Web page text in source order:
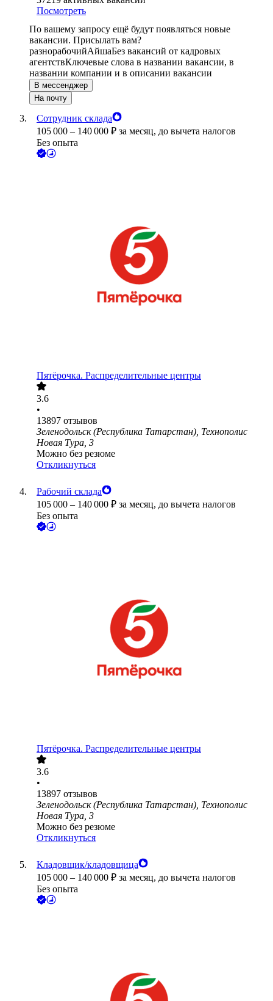
Посмотреть
По вашему запросу ещё будут появляться новые
вакансии. Присылать вам?
разнорабочийАйшаБез вакансий от кадровых
агентствКлючевые слова в названии вакансии, в
названии компании и в описании вакансии
В мессенджер
На почту
Сотрудник склада
105 000 – 140 000 ₽ за месяц, до вычета налогов
Без опыта
Пятёрочка. Распределительные центры
3.6
•
13897 отзывов
Зеленодольск (Республика Татарстан), Технополис
Новая Тура, 3
Можно без резюме
Откликнуться
Рабочий склада
105 000 – 140 000 ₽ за месяц, до вычета налогов
Без опыта
Пятёрочка. Распределительные центры
3.6
•
13897 отзывов
Зеленодольск (Республика Татарстан), Технополис
Новая Тура, 3
Можно без резюме
Откликнуться
Кладовщик/кладовщица
105 000 – 140 000 ₽ за месяц, до вычета налогов
Без опыта